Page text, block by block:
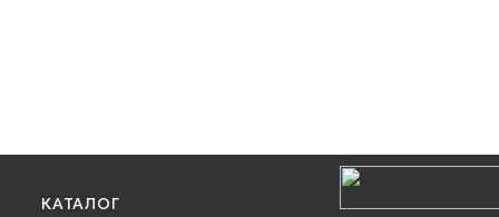
КАТАЛОГ